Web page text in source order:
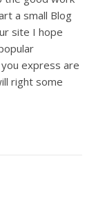
a small Blog
site I hope
express are
right some